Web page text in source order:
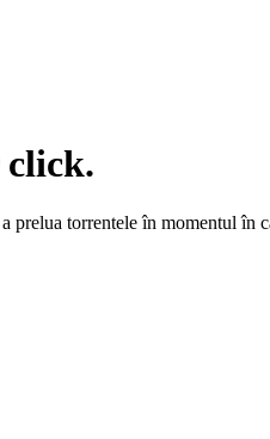
prelua torrentele în momentul în